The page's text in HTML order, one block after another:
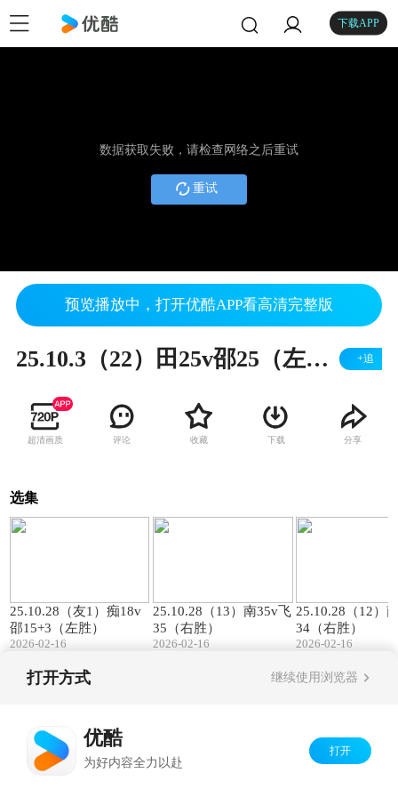
下载APP
数据获取失败，请检查网络之后重试
重试
预览播放中，打开优酷APP看高清完整版
25.10.3（22）田25v邵25（左胜） +追
超清画质 评论 收藏 下载 分享
选集
25.10.28（友1）痴18v
邵15+3（左胜）
2026-02-16
25.10.28（13）南35v飞
35（右胜）
2026-02-16
25.10.28（12）
34（右胜）
2026-02-16
打开方式 继续使用浏览器
优酷
为好内容全力以赴
打开